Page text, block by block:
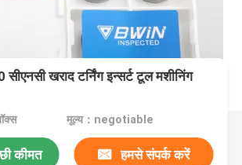
खराद टर्निंग इन्सर्ट टूल मशीनिंग
मूल्य：negotiable
कीमत हमसे संपर्क करें